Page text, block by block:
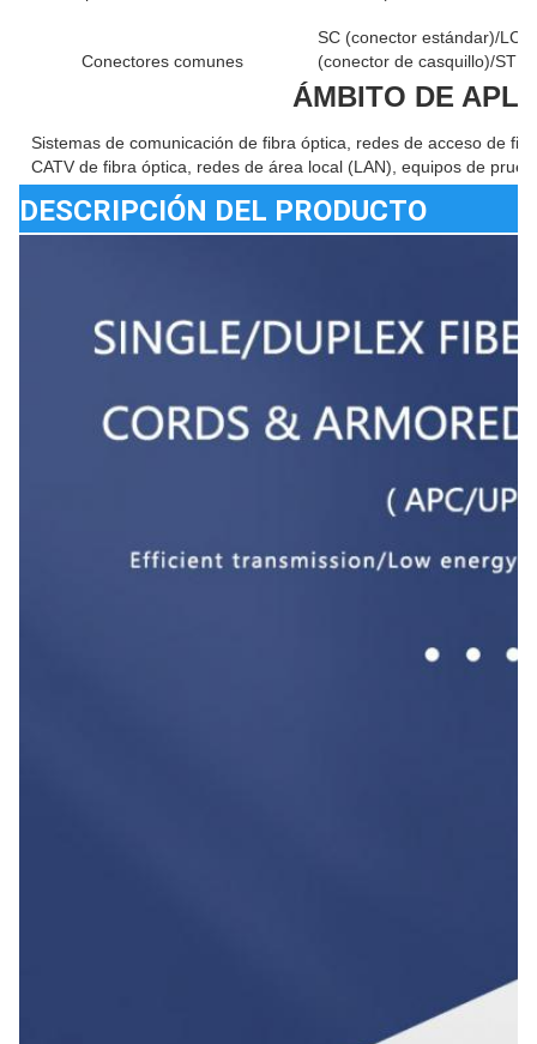
Conectores comunes
SC (conector estándar)/LC
(conector de casquillo)/ST
ÁMBITO DE
Sistemas de comunicación de fibra óptica, redes de acceso de
CATV de fibra óptica, redes de área local (LAN), equipos de
DESCRIPCIÓN DEL PRODUCTO